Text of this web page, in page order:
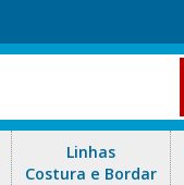
Linhas
Costura e Bordar